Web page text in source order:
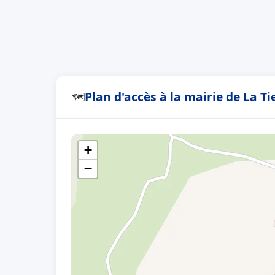
🗺Plan d'accès à la mairie de La
+
−